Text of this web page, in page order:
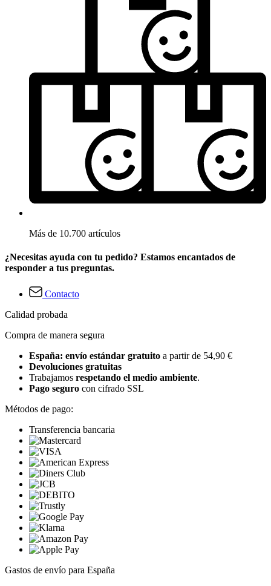
Más de 10.700 artículos
¿Necesitas ayuda con tu pedido? Estamos encantados de
responder a tus preguntas.
Contacto
Calidad probada
Compra de manera segura
España: envío estándar gratuito a partir de 54,90 €
Devoluciones gratuitas
Trabajamos respetando el medio ambiente.
Pago seguro con cifrado SSL
Métodos de pago:
Transferencia bancaria
Gastos de envío para España